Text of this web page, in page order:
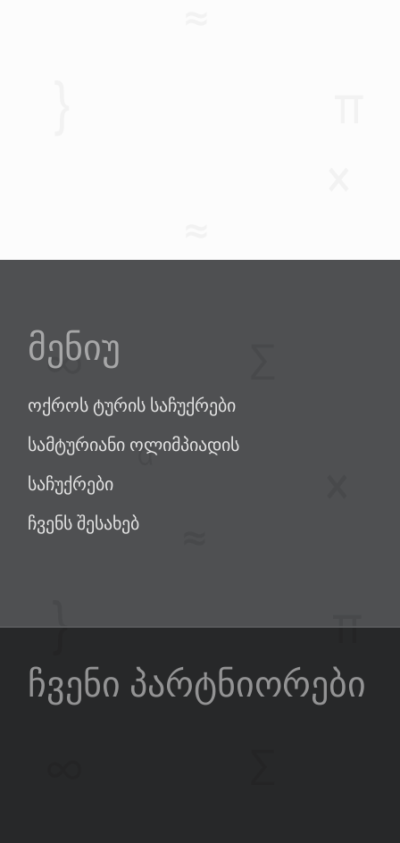
მენიუ
ოქროს ტურის საჩუქრები
სამტურიანი ოლიმპიადის
საჩუქრები
ჩვენს შესახებ
ჩვენი პარტნიორები